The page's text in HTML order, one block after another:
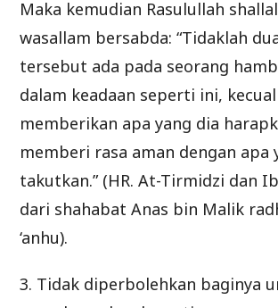
Maka kemudian Rasulullah
wasallam bersabda: “Tidaklah
tersebut ada pada seorang
dalam keadaan seperti ini,
memberikan apa yang dia
memberi rasa aman dengan apa
takutkan.” (HR. At-Tirmidzi dan
dari shahabat Anas bin Malik
‘anhu).
3. Tidak diperbolehkan baginya